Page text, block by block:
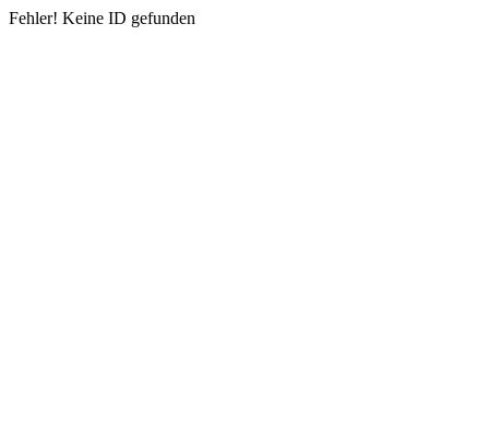
Fehler! Keine ID gefunden